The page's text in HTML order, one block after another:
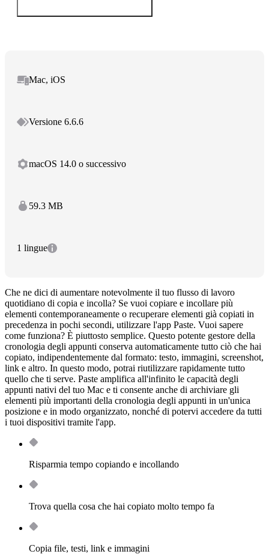
Mac, iOS
Versione 6.6.6
macOS 14.0 o successivo
59.3 MB
1 lingue
Che ne dici di aumentare notevolmente il tuo flusso di lavoro
quotidiano di copia e incolla? Se vuoi copiare e incollare più
elementi contemporaneamente o recuperare elementi già copiati in
precedenza in pochi secondi, utilizzare l'app Paste. Vuoi sapere
come funziona? È piuttosto semplice. Questo potente gestore della
cronologia degli appunti conserva automaticamente tutto ciò che hai
copiato, indipendentemente dal formato: testo, immagini, screenshot,
link e altro. In questo modo, potrai riutilizzare rapidamente tutto
quello che ti serve. Paste amplifica all'infinito le capacità degli
appunti nativi del tuo Mac e ti consente anche di archiviare gli
elementi più importanti della cronologia degli appunti in un'unica
posizione e in modo organizzato, nonché di potervi accedere da tutti
i tuoi dispositivi tramite l'app.
Risparmia tempo copiando e incollando
Trova quella cosa che hai copiato molto tempo fa
Copia file, testi, link e immagini